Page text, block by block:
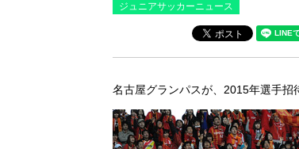
ジュニアサッカーニュース
名古屋グランパスが、2015年選手招